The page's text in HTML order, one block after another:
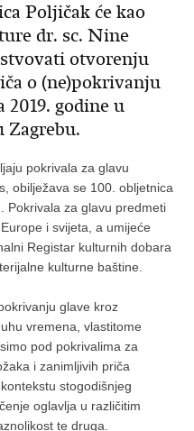
Poljičak će kao
dr. sc. Nine
otvorenju
o (ne)pokrivanju
2019. godine u
Zagrebu.
pokrivala za glavu
obilježava se 100. obljetnica
Pokrivala za glavu predmeti
i svijeta, a umijeće
Registar kulturnih dobara
kulturne baštine.
glave kroz
vremena, vlastitome
pod pokrivalima za
i zanimljivih priča
stogodišnjeg
oglavlja u različitim
te druga.